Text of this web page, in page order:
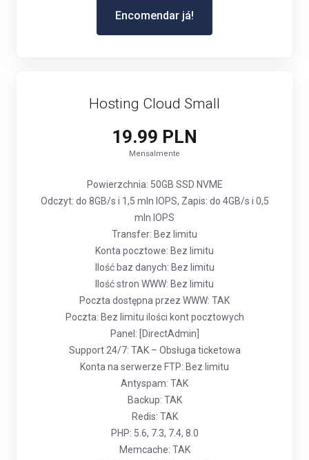
Encomendar já!
Hosting Cloud Small
19.99 PLN
Mensalmente
Powierzchnia: 50GB SSD NVME
Odczyt: do 8GB/s i 1,5 mln IOPS, Zapis: do 4GB/s i 0,5
mln IOPS
Transfer: Bez limitu
Konta pocztowe: Bez limitu
Ilość baz danych: Bez limitu
Ilość stron WWW: Bez limitu
Poczta dostępna przez WWW: TAK
Poczta: Bez limitu ilości kont pocztowych
Panel: [DirectAdmin]
Support 24/7: TAK – Obsługa ticketowa
Konta na serwerze FTP: Bez limitu
Antyspam: TAK
Backup: TAK
Redis: TAK
PHP: 5.6, 7.3, 7.4, 8.0
Memcache: TAK